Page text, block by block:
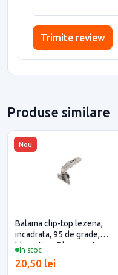
Trimite review
Produse similare
Nou
In stoc
Balama clip-top lezena,
incadrata, 95 de grade,
blumotion, Blum pentru casa
20,50 lei